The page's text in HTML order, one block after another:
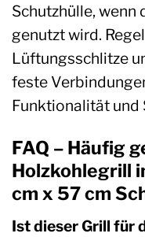
Schutzhülle, wenn
genutzt wird.
Lüftungsschlitze
feste
Funktionalität und
FAQ – Häufig
Holzkohlegrill
cm x 57 cm
Ist dieser Grill für